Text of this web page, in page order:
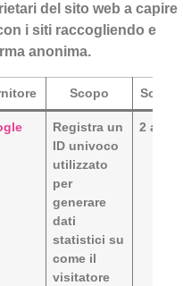
del sito web a capire
i siti raccogliendo e
anonima.
Scopo
Registra un
ID univoco
utilizzato
per
generare
dati
statistici su
come il
visitatore
2 anni